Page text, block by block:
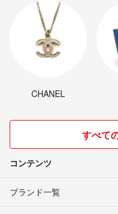
CHANEL
すべて
コンテンツ
ブランド一覧